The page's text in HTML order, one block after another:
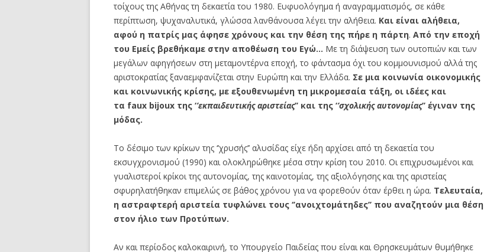
τοίχους της Αθήνας τη δεκαετία του 1980. Ευφυολόγημα ή αναγραμματισμός, σε κάθε
περίπτωση, ψυχαναλυτικά, γλώσσα λανθάνουσα λέγει την αλήθεια. Και είναι αλήθεια,
αφού η πατρίς μας άφησε χρόνους και την θέση της πήρε η πάρτη. Από την εποχή
του Εμείς βρεθήκαμε στην αποθέωση του Εγώ… Με τη διάψευση των ουτοπιών και των
μεγάλων αφηγήσεων στη μεταμοντέρνα εποχή, το φάντασμα όχι του κομμουνισμού αλλά της
αριστοκρατίας ξαναεμφανίζεται στην Ευρώπη και την Ελλάδα. Σε μια κοινωνία οικονομικής
και κοινωνικής κρίσης, με εξουθενωμένη τη μικρομεσαία τάξη, οι ιδέες και
τα faux bijoux της ‘’εκπαιδευτικής αριστείας’’ και της ‘’σχολικής αυτονομίας’’ έγιναν της
μόδας.
Το δέσιμο των κρίκων της ‘’χρυσής’’ αλυσίδας είχε ήδη αρχίσει από τη δεκαετία του
εκσυγχρονισμού (1990) και ολοκληρώθηκε μέσα στην κρίση του 2010. Οι επιχρυσωμένοι και
γυαλιστεροί κρίκοι της αυτονομίας, της καινοτομίας, της αξιολόγησης και της αριστείας
σφυρηλατήθηκαν επιμελώς σε βάθος χρόνου για να φορεθούν όταν έρθει η ώρα. Τελευταία,
η αστραφτερή αριστεία τυφλώνει τους ‘’ανοιχτομάτηδες’’ που αναζητούν μια θέση
στον ήλιο των Προτύπων.
Αν και περίοδος καλοκαιρινή, το Υπουργείο Παιδείας που είναι και Θρησκευμάτων θυμήθηκε